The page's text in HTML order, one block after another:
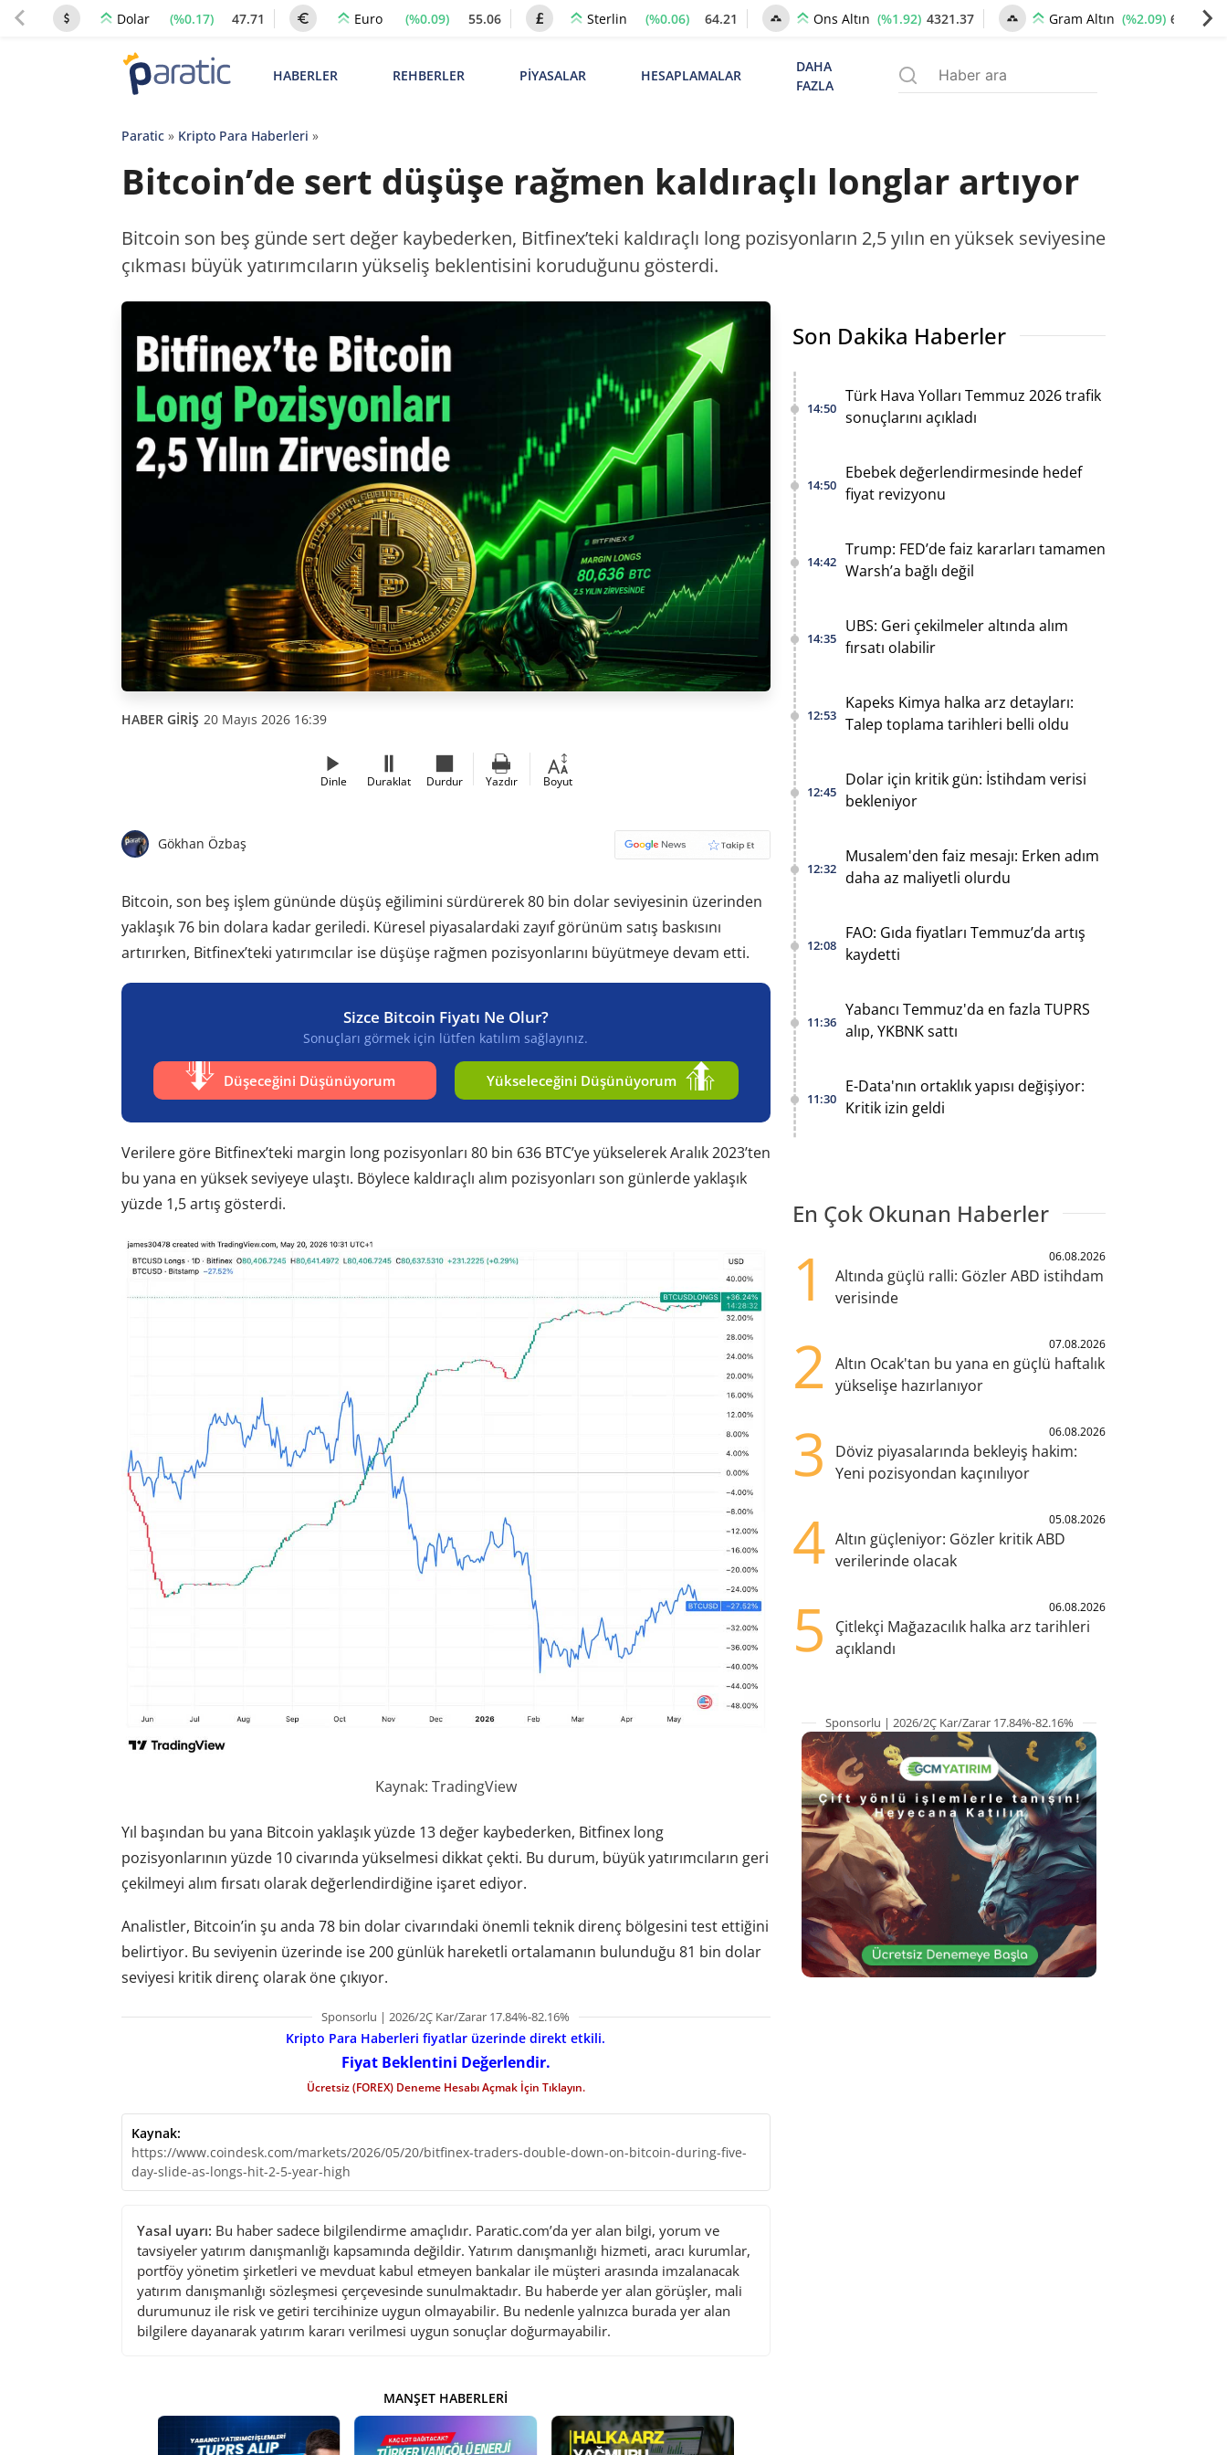
Dolar (%0.17) 47.71 Euro (%0.09) 55.06 Sterlin (%0.06) 64.21 Ons Altın (%1.92) 4321.37 Gram Altın (%2.09) 6628.42
HABERLER REHBERLER PİYASALAR HESAPLAMALAR
DAHA
FAZLA
Paratic» Kripto Para Haberleri »
Bitcoin’de sert düşüşe rağmen kaldıraçlı longlar artıyor
Bitcoin son beş günde sert değer kaybederken, Bitfinex’teki kaldıraçlı long pozisyonların 2,5 yılın en yüksek seviyesine
çıkması büyük yatırımcıların yükseliş beklentisini koruduğunu gösterdi.
HABER GİRİŞ 20 Mayıs 2026 16:39
Dinle Duraklat Durdur Yazdır Boyut
Gökhan Özbaş
Bitcoin, son beş işlem gününde düşüş eğilimini sürdürerek 80 bin dolar seviyesinin üzerinden
yaklaşık 76 bin dolara kadar geriledi. Küresel piyasalardaki zayıf görünüm satış baskısını
artırırken, Bitfinex’teki yatırımcılar ise düşüşe rağmen pozisyonlarını büyütmeye devam etti.
Sizce Bitcoin Fiyatı Ne Olur?
Sonuçları görmek için lütfen katılım sağlayınız.
Düşeceğini Düşünüyorum Yükseleceğini Düşünüyorum
Verilere göre Bitfinex’teki margin long pozisyonları 80 bin 636 BTC’ye yükselerek Aralık 2023’ten
bu yana en yüksek seviyeye ulaştı. Böylece kaldıraçlı alım pozisyonları son günlerde yaklaşık
yüzde 1,5 artış gösterdi.
Kaynak: TradingView
Yıl başından bu yana Bitcoin yaklaşık yüzde 13 değer kaybederken, Bitfinex long
pozisyonlarının yüzde 10 civarında yükselmesi dikkat çekti. Bu durum, büyük yatırımcıların geri
çekilmeyi alım fırsatı olarak değerlendirdiğine işaret ediyor.
Analistler, Bitcoin’in şu anda 78 bin dolar civarındaki önemli teknik direnç bölgesini test ettiğini
belirtiyor. Bu seviyenin üzerinde ise 200 günlük hareketli ortalamanın bulunduğu 81 bin dolar
seviyesi kritik direnç olarak öne çıkıyor.
Sponsorlu | 2026/2Ç Kar/Zarar 17.84%-82.16%
Kripto Para Haberleri fiyatlar üzerinde direkt etkili.
Fiyat Beklentini Değerlendir.
Ücretsiz (FOREX) Deneme Hesabı Açmak İçin Tıklayın.
Kaynak:
https://www.coindesk.com/markets/2026/05/20/bitfinex-traders-double-down-on-bitcoin-during-five-
day-slide-as-longs-hit-2-5-year-high
Yasal uyarı: Bu haber sadece bilgilendirme amaçlıdır. Paratic.com’da yer alan bilgi, yorum ve
tavsiyeler yatırım danışmanlığı kapsamında değildir. Yatırım danışmanlığı hizmeti, aracı kurumlar,
portföy yönetim şirketleri ve mevduat kabul etmeyen bankalar ile müşteri arasında imzalanacak
yatırım danışmanlığı sözleşmesi çerçevesinde sunulmaktadır. Bu haberde yer alan görüşler, mali
durumunuz ile risk ve getiri tercihinize uygun olmayabilir. Bu nedenle yalnızca burada yer alan
bilgilere dayanarak yatırım kararı verilmesi uygun sonuçlar doğurmayabilir.
MANŞET HABERLERI
Son Dakika Haberler
14:50
Türk Hava Yolları Temmuz 2026 trafik
sonuçlarını açıkladı
14:50
Ebebek değerlendirmesinde hedef
fiyat revizyonu
14:42
Trump: FED’de faiz kararları tamamen
Warsh’a bağlı değil
14:35
UBS: Geri çekilmeler altında alım
fırsatı olabilir
12:53
Kapeks Kimya halka arz detayları:
Talep toplama tarihleri belli oldu
12:45
Dolar için kritik gün: İstihdam verisi
bekleniyor
12:32
Musalem'den faiz mesajı: Erken adım
daha az maliyetli olurdu
12:08
FAO: Gıda fiyatları Temmuz’da artış
kaydetti
11:36
Yabancı Temmuz'da en fazla TUPRS
alıp, YKBNK sattı
11:30
E-Data'nın ortaklık yapısı değişiyor:
Kritik izin geldi
En Çok Okunan Haberler
1 06.08.2026
Altında güçlü ralli: Gözler ABD istihdam
verisinde
2 07.08.2026
Altın Ocak'tan bu yana en güçlü haftalık
yükselişe hazırlanıyor
3 06.08.2026
Döviz piyasalarında bekleyiş hakim:
Yeni pozisyondan kaçınılıyor
4 05.08.2026
Altın güçleniyor: Gözler kritik ABD
verilerinde olacak
5 06.08.2026
Çitlekçi Mağazacılık halka arz tarihleri
açıklandı
Sponsorlu | 2026/2Ç Kar/Zarar 17.84%-82.16%